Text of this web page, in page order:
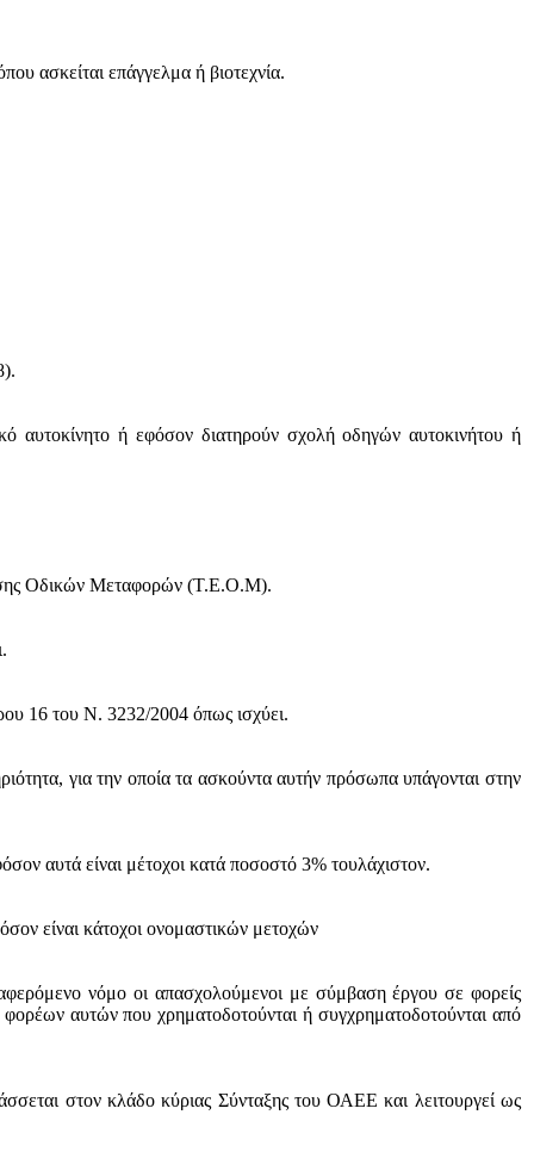
ασκείται επάγγελμα ή βιοτεχνία.
αυτοκίνητο ή εφόσον διατηρούν σχολή οδηγών αυτοκινήτου ή
Οδικών Μεταφορών (Τ.Ε.Ο.Μ).
16 του Ν. 3232/2004 όπως ισχύει.
για την οποία τα ασκούντα αυτήν πρόσωπα υπάγονται στην
αυτά είναι μέτοχοι κατά ποσοστό 3% τουλάχιστον.
είναι κάτοχοι ονομαστικών μετοχών
νόμο οι απασχολούμενοι με σύμβαση έργου σε φορείς
αυτών που χρηματοδοτούνται ή συγχρηματοδοτούνται από
στον κλάδο κύριας Σύνταξης του ΟΑΕΕ και λειτουργεί ως